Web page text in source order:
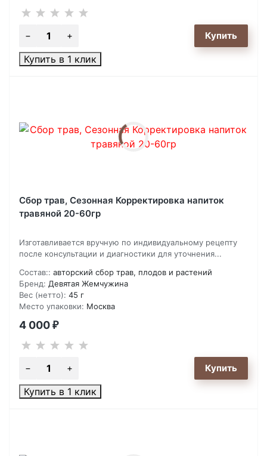
Купить в 1 клик
Сбор трав, Сезонная Корректировка напиток
травяной 20-60гр
Изготавливается вручную по индивидуальному рецепту
после консультации и диагностики для уточнения...
Состав:: авторский сбор трав, плодов и растений
Бренд: Девятая Жемчужина
Вес (нетто): 45 г
Место упаковки: Москва
4 000 ₽
Купить в 1 клик